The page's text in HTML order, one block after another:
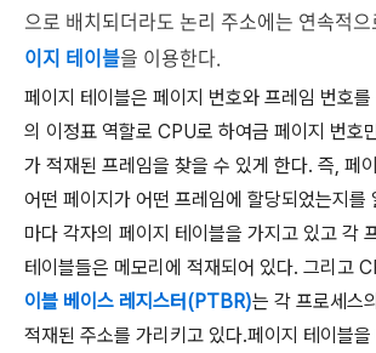
으로 배치되더라도 논리 주소에는 연속적
이지 테이블을 이용한다.
페이지 테이블은 페이지 번호와 프레임 번호
의 이정표 역할로 CPU로 하여금 페이지 번호
가 적재된 프레임을 찾을 수 있게 한다. 즉, 페
어떤 페이지가 어떤 프레임에 할당되었는지를
마다 각자의 페이지 테이블을 가지고 있고 각
테이블들은 메모리에 적재되어 있다. 그리고
이블 베이스 레지스터(PTBR)는 각 프로세스
적재된 주소를 가리키고 있다.페이지 테이블을